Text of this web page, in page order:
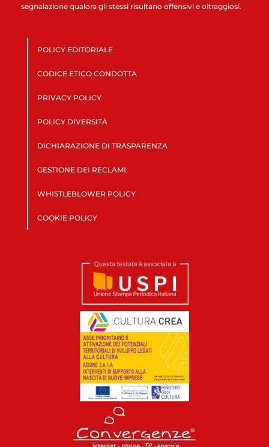
segnalazione qualora gli stessi risultano offensivi e oltraggiosi.
POLICY EDITORIALE
CODICE ETICO CONDOTTA
PRIVACY POLICY
POLICY DIVERSITÀ
DICHIARAZIONE DI TRASPARENZA
GESTIONE DEI RECLAMI
WHISTLEBLOWER POLICY
COOKIE POLICY